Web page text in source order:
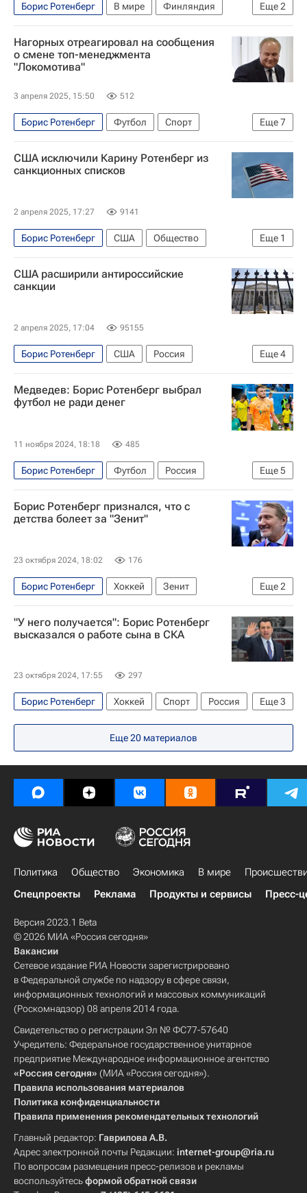
Еще2
Борис Ротенберг В мире
Финляндия
Евросоюз
Россия
Нагорных отреагировал на сообщения
о смене топ-менеджмента
"Локомотива"
3 апреля 2025, 15:50 512
Еще7
Борис Ротенберг Футбол
Спорт
Россия
Юрий Нагорных
Локомотив (Москва)
Краснодар
Зенит
Кубок России по футболу
США исключили Карину Ротенберг из
санкционных списков
2 апреля 2025, 17:27 9141
Еще 1
Борис Ротенберг США
Общество
Россия
США расширили антироссийские
санкции
2 апреля 2025, 17:04 95155
Еще4
Борис Ротенберг США
Россия
Экономика
Санкции в отношении России
Владимир Путин
Афганистан
Медведев: Борис Ротенберг выбрал
футбол не ради денег
11 ноября 2024, 18:18 485
Еще5
Борис Ротенберг Футбол
Россия
Никита Медведев
Локомотив (Москва)
Динамо Москва
Сочи
РПЛ 2026-2027 (Чемпионат России по футболу)
Борис Ротенберг признался, что с
детства болеет за "Зенит"
23 октября 2024, 18:02 176
Еще2
Борис Ротенберг Хоккей
Зенит
РПЛ 2026-2027 (Чемпионат России по футболу)
Сочи
"У него получается": Борис Ротенберг
высказался о работе сына в СКА
23 октября 2024, 17:55 297
Еще3
Борис Ротенберг Хоккей Спорт
Россия
Роман Ротенберг
СКА (Санкт-Петербург)
Еще20 материалов
Политика Общество Экономика В мире
Спецпроекты
Реклама Продукты и сервисы Пресс-
Версия 2023.1 Beta
© 2026 МИА «Россия сегодня»
Вакансии
Сетевое издание РИА Новости зарегистрировано
в Федеральной службе по надзору в сфере связи,
информационных технологий и массовых коммуникаций
(Роскомнадзор) 08 апреля 2014 года.
Свидетельство о регистрации Эл № ФС77-57640
Учредитель: Федеральное государственное унитарное
предприятие Международное информационное агентство
«Россия сегодня» (МИА «Россия сегодня»).
Правила использования материалов
Политика конфиденциальности
Правила применения рекомендательных технологий
Главный редактор: Гаврилова А.В.
Адрес электронной почты Редакции: internet-group@ria.ru
По вопросам размещения пресс-релизов и рекламы
воспользуйтесьформой обратной связи